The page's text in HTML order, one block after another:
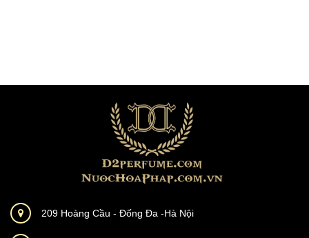
209 Hoàng Cầu - Đống Đa -Hà Nội